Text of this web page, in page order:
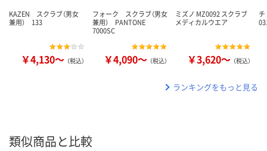
KAZEN スクラブ（男女
兼用） 133
￥4,130～ （税込）
フォーク スクラブ（男女
兼用） PANTONE
7000SC
￥4,090～ （税込）
ミズノ MZ0092 スクラブ
メディカルウエア
￥3,620～ （税込）
ランキングをもっと見る
類似商品と比較